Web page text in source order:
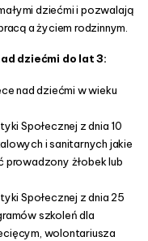
dziećmi i pozwalają
a życiem rodzinnym.
dziećmi do lat 3:
nad dziećmi w wieku
Społecznej z dnia 10
i sanitarnych jakie
prowadzony żłobek lub
Społecznej z dnia 25
szkoleń dla
wolontariusza